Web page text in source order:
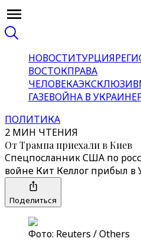
НОВОСТИТУРЦИЯ
ВОСТОКПРАВА
ЧЕЛОВЕКАЭКСКЛЮЗИВ
ГАЗЕВОЙНА В УКРАИНЕ
ПОЛИТИКА
2 МИН ЧТЕНИЯ
От Трампа приехали в Киев
Cпецпосланник США по
войне Кит Келлог прибыл в
Поделиться
Фото: Reuters / Others